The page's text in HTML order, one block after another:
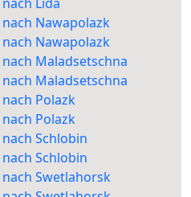
Nawapolazk
Nawapolazk
Maladsetschna
Maladsetschna
Polazk
Polazk
Schlobin
Schlobin
Swetlahorsk